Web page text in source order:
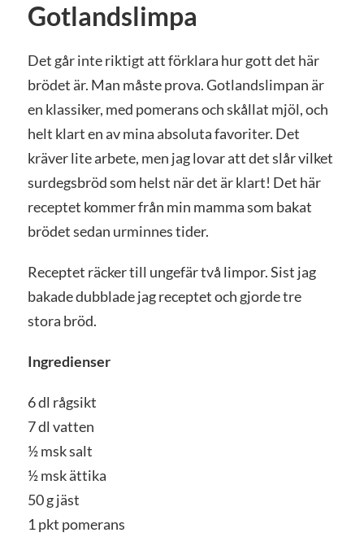
Gotlandslimpa
Det går inte riktigt att förklara hur gott det här
brödet är. Man måste prova. Gotlandslimpan är
en klassiker, med pomerans och skållat mjöl, och
helt klart en av mina absoluta favoriter. Det
kräver lite arbete, men jag lovar att det slår vilket
surdegsbröd som helst när det är klart! Det här
receptet kommer från min mamma som bakat
brödet sedan urminnes tider.
Receptet räcker till ungefär två limpor. Sist jag
bakade dubblade jag receptet och gjorde tre
stora bröd.
Ingredienser
6 dl rågsikt
7 dl vatten
½ msk salt
½ msk ättika
50 g jäst
1 pkt pomerans